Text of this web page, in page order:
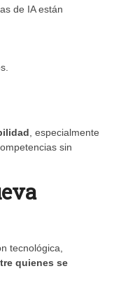
de IA están
, especialmente
sin
tecnológica,
quienes se